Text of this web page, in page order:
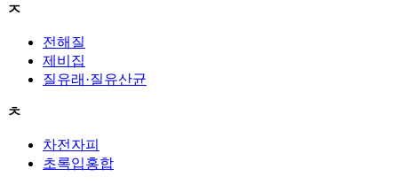
ㅈ
전해질
제비집
질유래·질유산균
ㅊ
차전자피
초록입홍합